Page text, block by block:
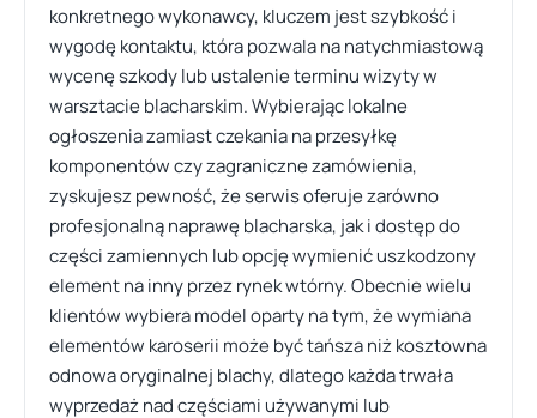
konkretnego wykonawcy, kluczem jest szybkość i
wygodę kontaktu, która pozwala na natychmiastową
wycenę szkody lub ustalenie terminu wizyty w
warsztacie blacharskim. Wybierając lokalne
ogłoszenia zamiast czekania na przesyłkę
komponentów czy zagraniczne zamówienia,
zyskujesz pewność, że serwis oferuje zarówno
profesjonalną naprawę blacharska, jak i dostęp do
części zamiennych lub opcję wymienić uszkodzony
element na inny przez rynek wtórny. Obecnie wielu
klientów wybiera model oparty na tym, że wymiana
elementów karoserii może być tańsza niż kosztowna
odnowa oryginalnej blachy, dlatego każda trwała
wyprzedaż nad częściami używanymi lub